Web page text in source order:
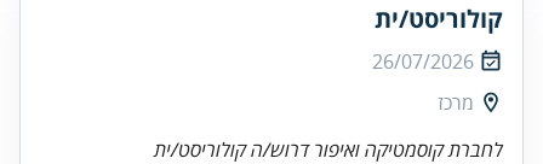
קולוריסט/ית
26/07/2026
מרכז
לחברת קוסמטיקה ואיפור דרוש/ה קולוריסט/ית